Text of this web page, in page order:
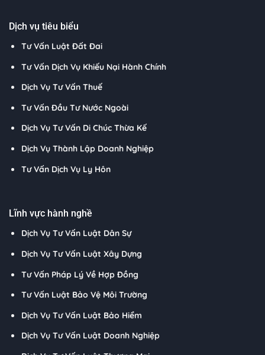
Dịch vụ tiêu biểu
Tư Vấn Luật Đất Đai
Tư Vấn Dịch Vụ Khiếu Nại Hành Chính
Dịch Vụ Tư Vấn Thuế
Tư Vấn Đầu Tư Nước Ngoài
Dịch Vụ Tư Vấn Di Chúc Thừa Kế
Dịch Vụ Thành Lập Doanh Nghiệp
Tư Vấn Dịch Vụ Ly Hôn
Lĩnh vực hành nghề
Dịch Vụ Tư Vấn Luật Dân Sự
Dịch Vụ Tư Vấn Luật Xây Dựng
Tư Vấn Pháp Lý Về Hợp Đồng
Tư Vấn Luật Bảo Vệ Môi Trường
Dịch Vụ Tư Vấn Luật Bảo Hiểm
Dịch Vụ Tư Vấn Luật Doanh Nghiệp